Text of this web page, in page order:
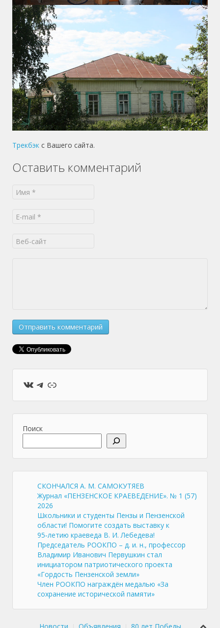
Трекбэк с Вашего сайта.
Оставить комментарий
ВКонтакте
Telegram
Ссылка
Поиск
СКОНЧАЛСЯ А. М. САМОКУТЯЕВ
Журнал «ПЕНЗЕНСКОЕ КРАЕВЕДЕНИЕ». № 1 (57)
2026
Школьники и студенты Пензы и Пензенской
области! Помогите создать выставку к
95‑летию краеведа В. И. Лебедева!
Председатель РООКПО – д. и. н., профессор
Владимир Иванович Первушкин стал
инициатором патриотического проекта
«Гордость Пензенской земли»
Член РООКПО награждён медалью «За
сохранение исторической памяти»